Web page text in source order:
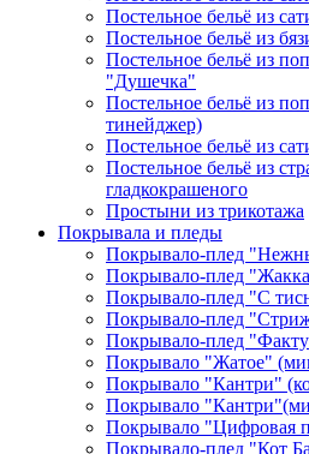
Постельное бельё из
Постельное бельё из
Постельное бельё из
"Душечка"
Постельное бельё из
тинейджер)
Постельное бельё из
Постельное бельё из
гладкокрашеного
Простыни из трикотажа
Покрывала и пледы
Покрывало-плед
Покрывало-плед
Покрывало-плед "С
Покрывало-плед
Покрывало-плед
Покрывало "Жатое"
Покрывало "Кантри"
Покрывало
Покрывало "Цифровая
Покрывало-плед "Кот